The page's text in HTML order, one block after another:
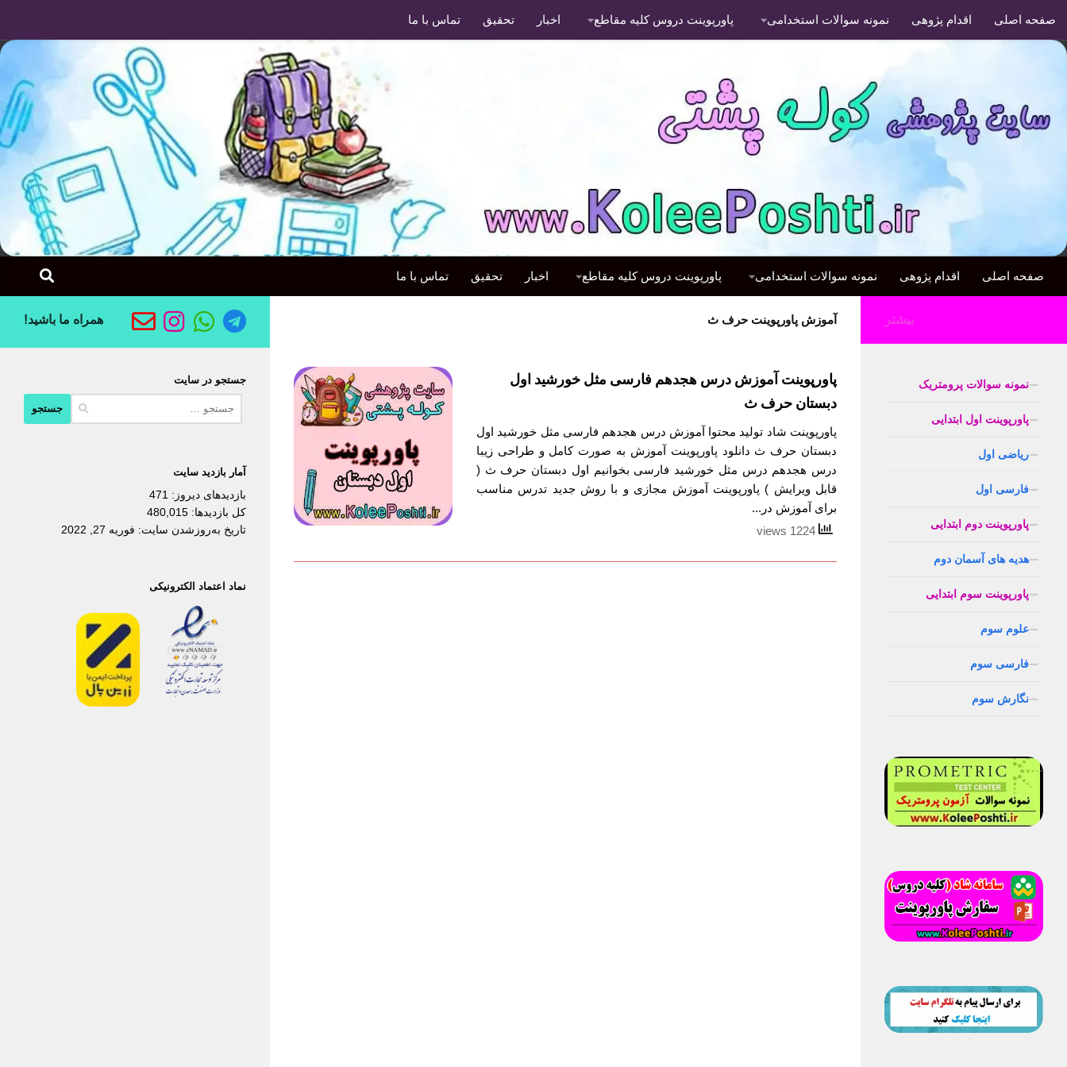
صفحه اصلی اقدام پژوهی نمونه سوالات استخدامی پاورپوینت دروس کلیه مقاطع اخبار تحقیق تماس با ما
صفحه اصلی اقدام پژوهی نمونه سوالات استخدامی پاورپوینت دروس کلیه مقاطع اخبار تحقیق تماس با ما
آموزش پاورپوینت حرف ث
پاورپوینت آموزش درس هجدهم فارسی مثل خورشید اول
دبستان حرف ث
پاورپوینت شاد تولید محتوا آموزش درس هجدهم فارسی مثل خورشید اول
دبستان حرف ث دانلود پاورپوینت آموزش به صورت کامل و طراحی زیبا
درس هجدهم درس مثل خورشید فارسی بخوانیم اول دبستان حرف ث (
قابل ویرایش ) پاورپوینت آموزش مجازی و با روش جدید تدرس مناسب
برای آموزش در...
همراه ما باشید!
جستجو در سایت
آمار بازدید سایت
بازدیدهای دیروز: 471
کل بازدیدها: 480,015
تاریخ به‌روزشدن سایت: فوریه 27, 2022
نماد اعتماد الکترونیکی
بیشتر
نمونه سوالات پرومتریک
پاورپوینت اول ابتدایی
ریاضی اول
فارسی اول
پاورپوینت دوم ابتدایی
هدیه های آسمان دوم
پاورپوینت سوم ابتدایی
علوم سوم
فارسی سوم
نگارش سوم